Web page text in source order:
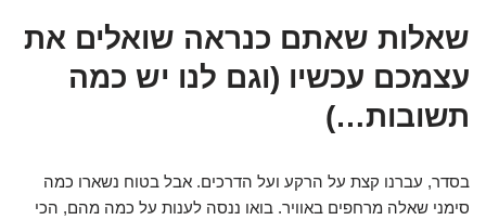
שאלות שאתם כנראה שואלים את
עצמכם עכשיו (וגם לנו יש כמה
תשובות…)
בסדר, עברנו קצת על הרקע ועל הדרכים. אבל בטוח נשארו כמה
סימני שאלה מרחפים באוויר. בואו ננסה לענות על כמה מהם, הכי